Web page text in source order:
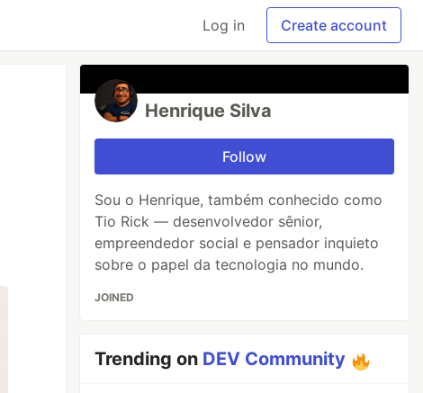
Log in Create account
Henrique Silva
Follow
Sou o Henrique, também conhecido como
Tio Rick — desenvolvedor sênior,
empreendedor social e pensador inquieto
sobre o papel da tecnologia no mundo.
JOINED
Trending on DEV Community